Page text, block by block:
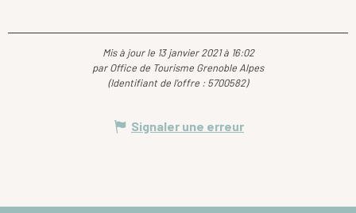
Mis à jour le 13 janvier 2021 à 16:02
par Office de Tourisme Grenoble Alpes
(Identifiant de l'offre : 5700582)
Signaler une erreur